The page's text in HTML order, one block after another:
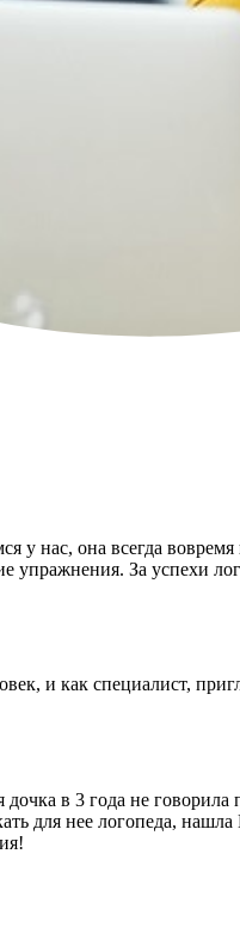
у нас, она всегда
упражнения. За успехи
и как специалист,
в 3 года не говорила
для нее логопеда,